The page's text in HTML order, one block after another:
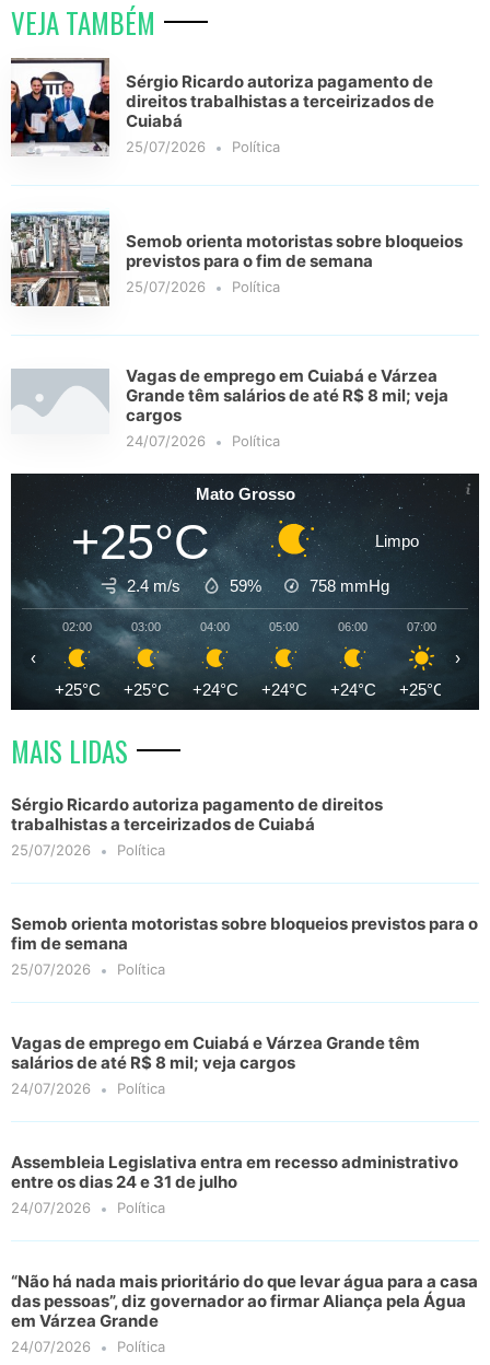
VEJA TAMBÉM
Sérgio Ricardo autoriza pagamento de
direitos trabalhistas a terceirizados de
Cuiabá
25/07/2026 Política
Semob orienta motoristas sobre bloqueios
previstos para o fim de semana
25/07/2026 Política
Vagas de emprego em Cuiabá e Várzea
Grande têm salários de até R$ 8 mil; veja
cargos
24/07/2026 Política
Mato Grosso
+25°C Limpo
2.4 m/s 59% 758 mmHg
02:00
+25°C
03:00
+25°C
04:00
+24°C
05:00
+24°C
06:00
+24°C
07:00
+25°C
‹ ›
MAIS LIDAS
Sérgio Ricardo autoriza pagamento de direitos
trabalhistas a terceirizados de Cuiabá
25/07/2026 Política
Semob orienta motoristas sobre bloqueios previstos para o
fim de semana
25/07/2026 Política
Vagas de emprego em Cuiabá e Várzea Grande têm
salários de até R$ 8 mil; veja cargos
24/07/2026 Política
Assembleia Legislativa entra em recesso administrativo
entre os dias 24 e 31 de julho
24/07/2026 Política
“Não há nada mais prioritário do que levar água para a casa
das pessoas”, diz governador ao firmar Aliança pela Água
em Várzea Grande
24/07/2026 Política